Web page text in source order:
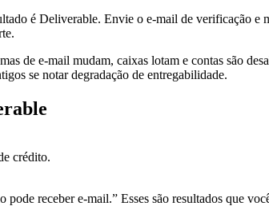
é Deliverable. Envie o e-mail de verificação e
de e-mail mudam, caixas lotam e contas são
se notar degradação de entregabilidade.
crédito.
receber e-mail.” Esses são resultados que